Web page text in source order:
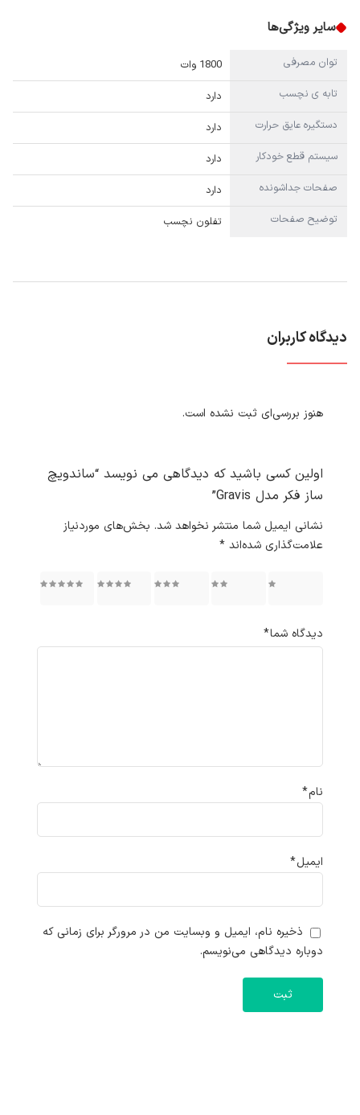
سایر ویژگی‌ها
توان مصرفی
1800 وات
تابه ی نچسب
دارد
دستگیره عایق حرارت
دارد
سیستم قطع خودکار
دارد
صفحات جداشونده
دارد
توضیح صفحات
تفلون نچسب
دیدگاه کاربران
هنوز بررسی‌ای ثبت نشده است.
اولین کسی باشید که دیدگاهی می نویسد “ساندویچ
ساز فکر مدل Gravis”
نشانی ایمیل شما منتشر نخواهد شد. بخش‌های موردنیاز
علامت‌گذاری شده‌اند *
۳ از ۵ ۴ از ۵ ۵ از ۵
دیدگاه شما*
نام*
ایمیل*
ذخیره نام، ایمیل و وبسایت من در مرورگر برای زمانی که
دوباره دیدگاهی می‌نویسم.